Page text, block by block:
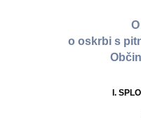
o oskrbi s
I.